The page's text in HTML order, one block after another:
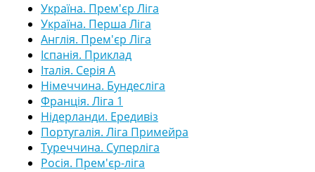
Україна. Прем'єр Ліга
Україна. Перша Ліга
Англія. Прем'єр Ліга
Іспанія. Приклад
Італія. Серія А
Німеччина. Бундесліга
Франція. Ліга 1
Нідерланди. Ередивіз
Португалія. Ліга Примейра
Туреччина. Суперліга
Росія. Прем'єр-ліга